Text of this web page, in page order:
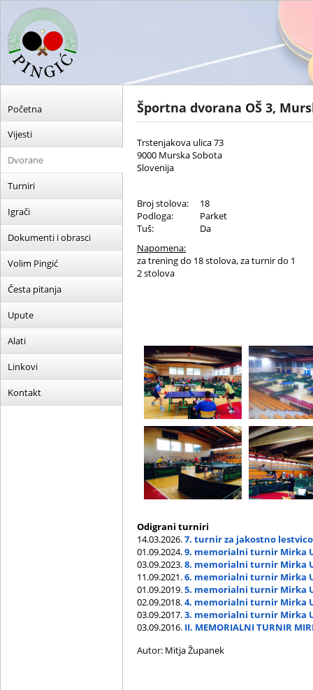
Početna
Vijesti
Dvorane
Turniri
Igrači
Dokumenti i obrasci
Volim Pingić
Česta pitanja
Upute
Alati
Linkovi
Kontakt
Športna dvorana OŠ 3,
Trstenjakova ulica 73
9000 Murska Sobota
Slovenija
Broj stolova:
18
Podloga:
Parket
Tuš:
Da
Napomena:
za trening do 18 stolova, za turnir do 1
2 stolova
Odigrani turniri
14.03.2026.7. turnir za jakostno lestvico
01.09.2024.9. memorialni turnir Mirka
03.09.2023.8. memorialni turnir Mirka
11.09.2021.6. memorialni turnir Mirka
01.09.2019.5. memorialni turnir Mirka
02.09.2018.4. memorialni turnir Mirka
03.09.2017.3. memorialni turnir Mirka
03.09.2016. II. MEMORIALNI TURNIR
Autor: Mitja Županek